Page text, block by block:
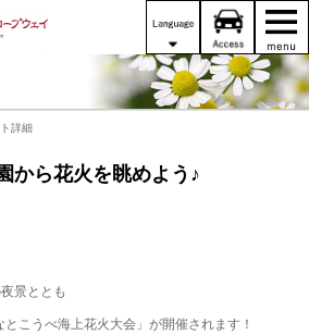
詳細
から花火を眺めよう♪
景ととも
こうべ海上花火大会」が開催されます！